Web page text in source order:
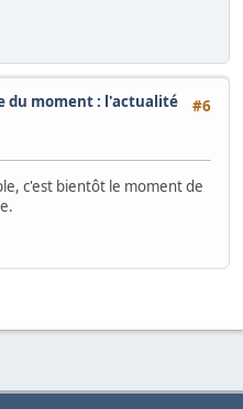
#6
du moment : l'actualité
c'est bientôt le moment de